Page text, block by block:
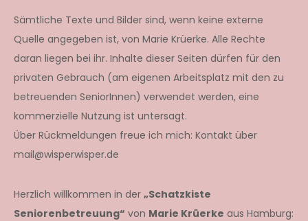
Sämtliche Texte und Bilder sind, wenn keine externe
Quelle angegeben ist, von Marie Krüerke. Alle Rechte
daran liegen bei ihr. Inhalte dieser Seiten dürfen für den
privaten Gebrauch (am eigenen Arbeitsplatz mit den zu
betreuenden SeniorInnen) verwendet werden, eine
kommerzielle Nutzung ist untersagt.
Über Rückmeldungen freue ich mich: Kontakt über
mail@wisperwisper.de
Herzlich willkommen in der „Schatzkiste
Seniorenbetreuung“ von Marie Krüerke aus Hamburg: